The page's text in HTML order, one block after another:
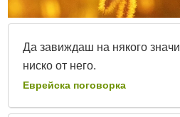
Да завиждаш на някого
ниско от него.
Еврейска поговорка